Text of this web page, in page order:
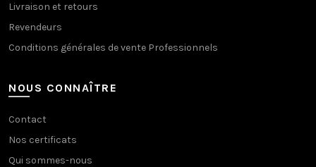
Livraison et retours
Revendeurs
Conditions générales de vente Professionnels
NOUS CONNAÎTRE
Contact
Nos certificats
Qui sommes-nous